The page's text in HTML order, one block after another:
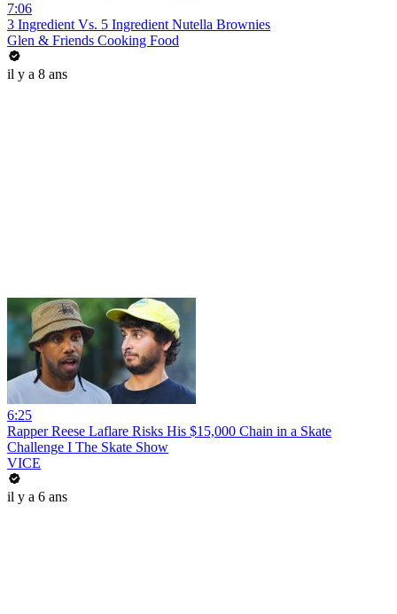
7:06
3 Ingredient Vs. 5 Ingredient Nutella Brownies
Glen & Friends Cooking Food
il y a 8 ans
6:25
Rapper Reese Laflare Risks His $15,000 Chain in a Skate
Challenge I The Skate Show
VICE
il y a 6 ans